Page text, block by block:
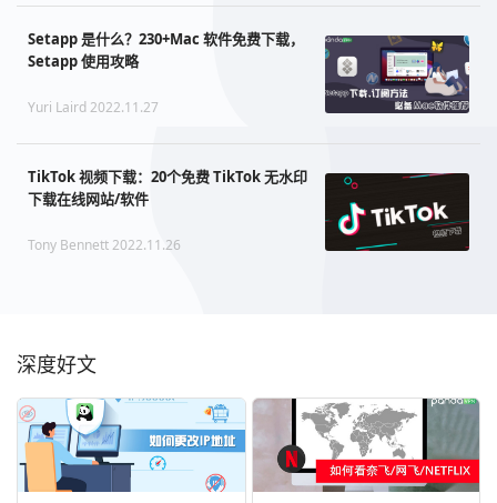
Setapp 是什么？230+Mac 软件免费下载，
Setapp 使用攻略
Yuri Laird 2022.11.27
TikTok 视频下载：20个免费 TikTok 无水印
下载在线网站/软件
Tony Bennett 2022.11.26
深度好文